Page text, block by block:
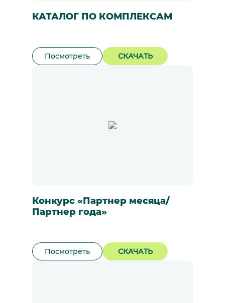
КАТАЛОГ ПО КОМПЛЕКСАМ
Посмотреть СКАЧАТЬ
Конкурс «Партнер месяца/
Партнер года»
Посмотреть СКАЧАТЬ